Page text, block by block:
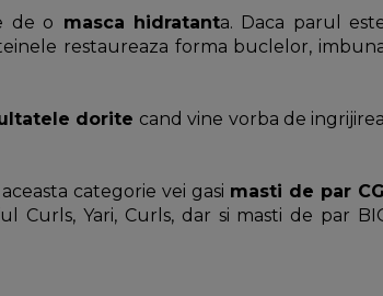
de o masca hidratanta. Daca parul
restaureaza forma buclelor,
dorite cand vine vorba de
categorie vei gasi masti de par
Yari, Curls, dar si masti de par